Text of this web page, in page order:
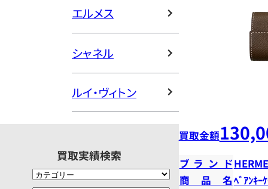
エルメス
シャネル
ルイ・ヴィトン
買取実績検索
買取金額
ブランド
商品名ﾍﾞｱﾝｷｰ